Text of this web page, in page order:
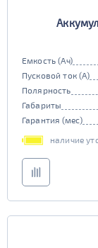
Емкость (Ач)
Пусковой ток (А)
Полярность
Габариты
Гарантия (мес)
наличие